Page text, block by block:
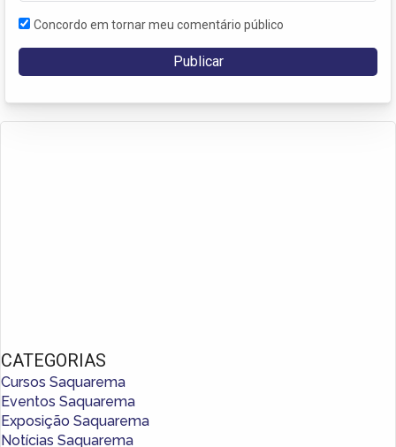
Concordo em tornar meu comentário público
CATEGORIAS
Cursos Saquarema
Eventos Saquarema
Exposição Saquarema
Notícias Saquarema